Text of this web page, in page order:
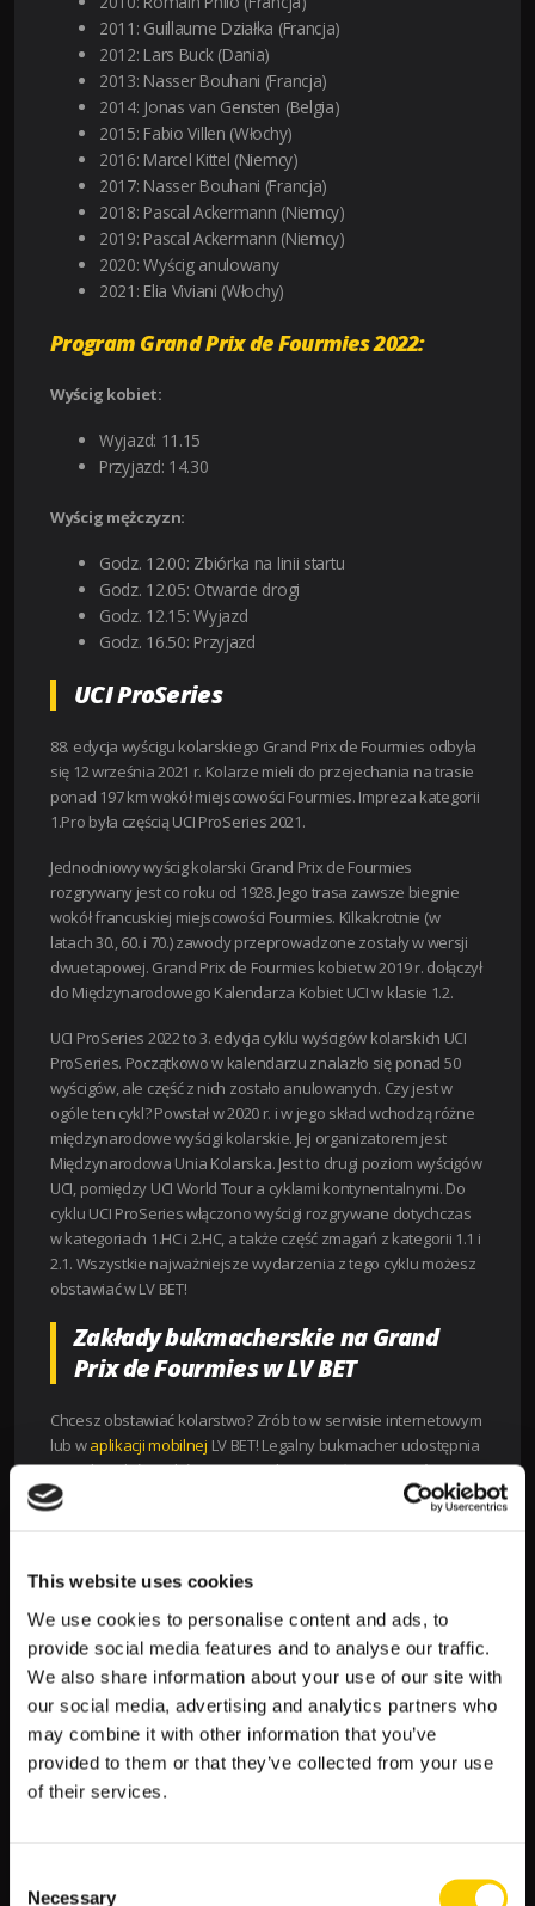
This website uses cookies
We use cookies to personalise content and ads, to
provide social media features and to analyse our traffic.
We also share information about your use of our site with
our social media, advertising and analytics partners who
may combine it with other information that you’ve
provided to them or that they’ve collected from your use
of their services.
Selection
Necessary
2011: Guillaume Działka (Francja)
2012: Lars Buck (Dania)
2013: Nasser Bouhani (Francja)
2014: Jonas van Gensten (Belgia)
2015: Fabio Villen (Włochy)
2016: Marcel Kittel (Niemcy)
2017: Nasser Bouhani (Francja)
2018: Pascal Ackermann (Niemcy)
2019: Pascal Ackermann (Niemcy)
2020: Wyścig anulowany
2021: Elia Viviani (Włochy)
Program Grand Prix de Fourmies 2022:
Wyścig kobiet:
Wyjazd: 11.15
Przyjazd: 14.30
Wyścig mężczyzn:
Godz. 12.00: Zbiórka na linii startu
Godz. 12.05: Otwarcie drogi
Godz. 12.15: Wyjazd
Godz. 16.50: Przyjazd
UCI ProSeries
88. edycja wyścigu kolarskiego Grand Prix de Fourmies odbyła
się 12 września 2021 r. Kolarze mieli do przejechania na trasie
ponad 197 km wokół miejscowości Fourmies. Impreza kategorii
1.Pro była częścią UCI ProSeries 2021.
Jednodniowy wyścig kolarski Grand Prix de Fourmies
rozgrywany jest co roku od 1928. Jego trasa zawsze biegnie
wokół francuskiej miejscowości Fourmies. Kilkakrotnie (w
latach 30., 60. i 70.) zawody przeprowadzone zostały w wersji
dwuetapowej. Grand Prix de Fourmies kobiet w 2019 r. dołączył
do Międzynarodowego Kalendarza Kobiet UCI w klasie 1.2.
UCI ProSeries 2022 to 3. edycja cyklu wyścigów kolarskich UCI
ProSeries. Początkowo w kalendarzu znalazło się ponad 50
wyścigów, ale część z nich zostało anulowanych. Czy jest w
ogóle ten cykl? Powstał w 2020 r. i w jego skład wchodzą różne
międzynarodowe wyścigi kolarskie. Jej organizatorem jest
Międzynarodowa Unia Kolarska. Jest to drugi poziom wyścigów
UCI, pomiędzy UCI World Tour a cyklami kontynentalnymi. Do
cyklu UCI ProSeries włączono wyścigi rozgrywane dotychczas
w kategoriach 1.HC i 2.HC, a także część zmagań z kategorii 1.1 i
2.1. Wszystkie najważniejsze wydarzenia z tego cyklu możesz
obstawiać w LV BET!
Zakłady bukmacherskie na Grand
Prix de Fourmies w LV BET
Chcesz obstawiać kolarstwo? Zrób to w serwisie internetowym
lub waplikacji mobilnej LV BET! Legalny bukmacher udostępnia
szeroki wybór rynków na wszystkie najważniejsze wyścigi
kolarskie na świecie, w tym Grand Prix de Fourmies. Wystarczy,
że poznasz oferowane rynki bukmacherskie i przeprowadzisz
postawisz pewne typy na Grand Prix de Fourmies w
wygrasz!
Zobacz
wpisy
← Poprzedni artykuł Następny artykuł
SZUKAJ